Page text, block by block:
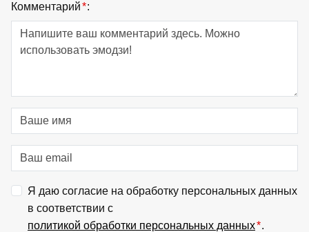
Комментарий*:
Я даю согласие на обработку персональных данных
в соответствии с
политикой обработки персональных данных*.